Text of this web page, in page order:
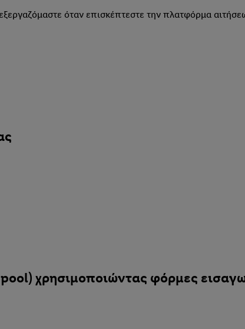
όταν επισκέπτεστε την πλατφόρμα
χρησιμοποιώντας φόρμες